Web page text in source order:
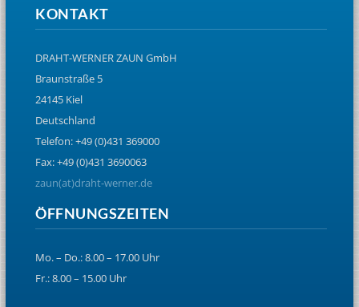
KONTAKT
DRAHT-WERNER ZAUN GmbH
Braunstraße 5
24145 Kiel
Deutschland
Telefon: +49 (0)431 369000
Fax: +49 (0)431 3690063
zaun(at)draht-werner.de
ÖFFNUNGSZEITEN
Mo. – Do.: 8.00 – 17.00 Uhr
Fr.: 8.00 – 15.00 Uhr